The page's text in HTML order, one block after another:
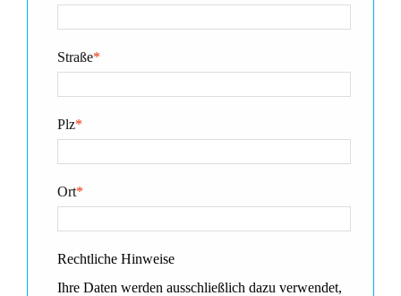
*
Straße
*
Plz
*
Ort
Rechtliche Hinweise
Ihre Daten werden ausschließlich dazu verwendet,